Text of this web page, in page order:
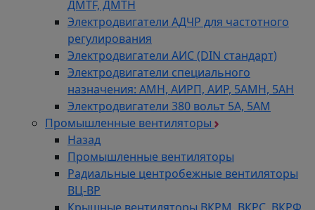
ДMTF, ДМТН
Электродвигатели АДЧР для частотного
регулирования
Электродвигатели АИС (DIN стандарт)
Электродвигатели специального
назначения: АМН, АИРП, АИР, 5АМН, 5АН
Электродвигатели 380 вольт 5А, 5АМ
Промышленные вентиляторы
Назад
Промышленные вентиляторы
Радиальные центробежные вентиляторы
ВЦ-ВР